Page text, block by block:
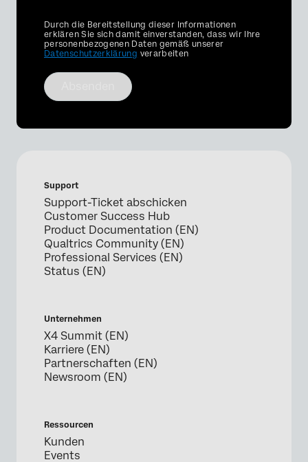
Privacy
Optin
Durch die Bereitstellung dieser Informationen
erklären Sie sich damit einverstanden, dass wir Ihre
personenbezogenen Daten gemäß unserer
Datenschutzerklärung verarbeiten
Support
Support-Ticket abschicken
Customer Success Hub
Product Documentation (EN)
Qualtrics Community (EN)
Professional Services (EN)
Status (EN)
Unternehmen
X4 Summit (EN)
Karriere (EN)
Partnerschaften (EN)
Newsroom (EN)
Ressourcen
Kunden
Events